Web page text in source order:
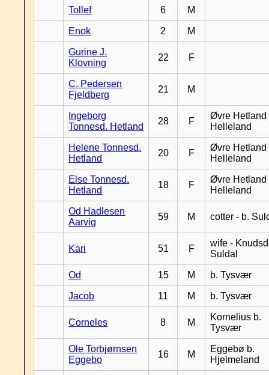
Tollef 6 M
Enok 2 M
Gurine J.
Klovning
22 F
C. Pedersen
Fjeldberg
21 M
Ingeborg
Tonnesd. Hetland
28 F
Øvre Hetland
Helleland
Helene Tonnesd.
Hetland
20 F
Øvre Hetland
Helleland
Else Tonnesd.
Hetland
18 F
Øvre Hetland
Helleland
Od Hadlesen
Aarvig
59 M cotter - b.
Kari 51 F
wife -
Suldal
Od 15 M b. Tysvær
Jacob 11 M b. Tysvær
Corneles 8 M
Kornelius b.
Tysvær
Ole Torbjørnsen
Eggebo
16 M
Eggebø b.
Hjelmeland